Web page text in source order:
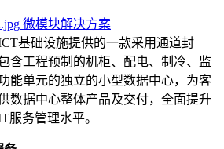
微模块解决方案
基础设施提供的一款采用通道封
含工程预制的机柜、配电、制冷、监
能单元的独立的小型数据中心，为客
数据中心整体产品及交付，全面提升
服务管理水平。